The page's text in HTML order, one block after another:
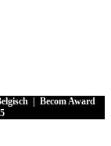
| Becom Award